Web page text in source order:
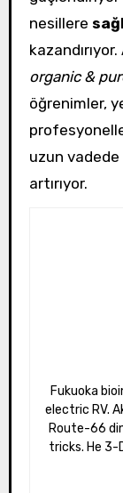
nesillere
organic &
öğrenimler,
uzun
artırıyor.
Fukuoka bioinformatician road-tripping the US in an
electric RV.
Route-66
tricks. He